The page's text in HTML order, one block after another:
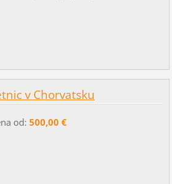
v Chorvatsku
od: 500,00 €